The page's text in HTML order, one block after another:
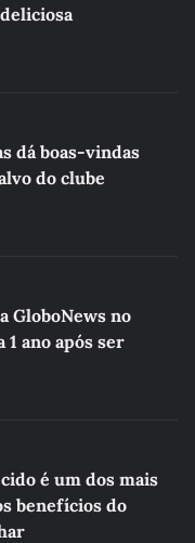
dá boas-vindas
do clube
GloboNews no
ano após ser
é um dos mais
benefícios do